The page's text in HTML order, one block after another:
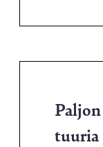
tuuria